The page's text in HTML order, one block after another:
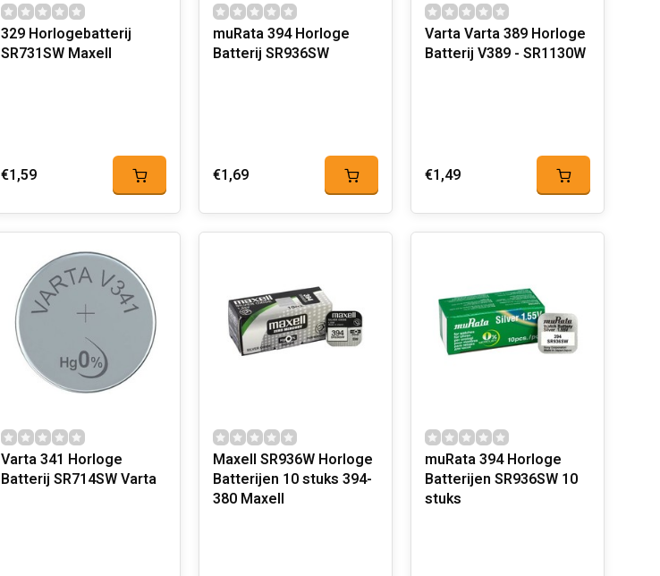
329 Horlogebatterij
SR731SW Maxell
€1,59
muRata 394 Horloge
Batterij SR936SW
€1,69
Varta Varta 389 Horloge
Batterij V389 - SR1130W
€1,49
Varta 341 Horloge
Batterij SR714SW Varta
Maxell SR936W Horloge
Batterijen 10 stuks 394-
380 Maxell
muRata 394 Horloge
Batterijen SR936SW 10
stuks